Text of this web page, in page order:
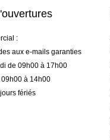
:
aux e-mails garanties
de 09h00 à 17h00
à 14h00
fériés